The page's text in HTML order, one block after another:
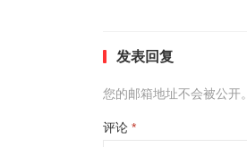
发表回复
您的邮箱地址不会被公开。
评论 *